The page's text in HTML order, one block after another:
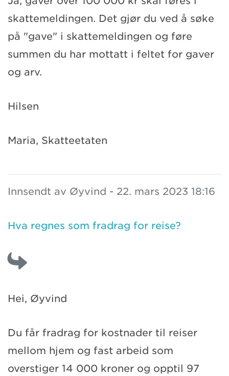
skattemeldingen. Det gjør du ved å søke
på "gave" i skattemeldingen og føre
summen du har mottatt i feltet for gaver
og arv.
Hilsen
Maria, Skatteetaten
Innsendt av Øyvind - 22. mars 2023 18:16
Hva regnes som fradrag for reise?
Hei, Øyvind
Du får fradrag for kostnader til reiser
mellom hjem og fast arbeid som
overstiger 14 000 kroner og opptil 97